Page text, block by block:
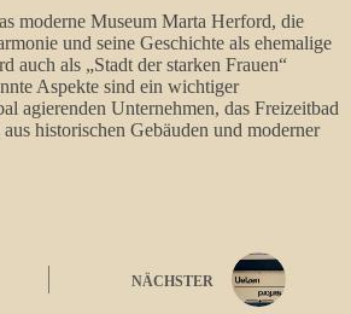
moderne Museum Marta Herford, die
und seine Geschichte als ehemalige
auch als „Stadt der starken Frauen“
Aspekte sind ein wichtiger
agierenden Unternehmen, das Freizeitbad
historischen Gebäuden und moderner
NÄCHSTER